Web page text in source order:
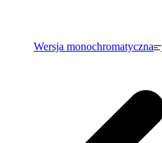
Wersja monochromatyczna